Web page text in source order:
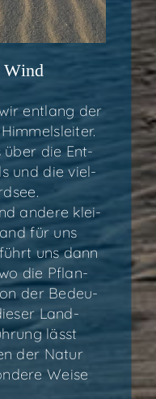
Wind
ent­lang der
über die Ent­
und die viel­
ande­re klei­
für uns
uns dann
die Pflan­
der Bedeu­
Land­
lässt
der Natur
Wei­se